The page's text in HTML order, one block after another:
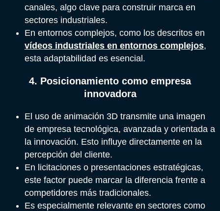
canales, algo clave para construir marca en
sectores industriales.
En entornos complejos, como los descritos en
vídeos industriales en entornos complejos,
esta adaptabilidad es esencial.
4. Posicionamiento como empresa
innovadora
El uso de animación 3D transmite una imagen
de empresa tecnológica, avanzada y orientada a
la innovación. Esto influye directamente en la
percepción del cliente.
En licitaciones o presentaciones estratégicas,
este factor puede marcar la diferencia frente a
competidores más tradicionales.
Es especialmente relevante en sectores como